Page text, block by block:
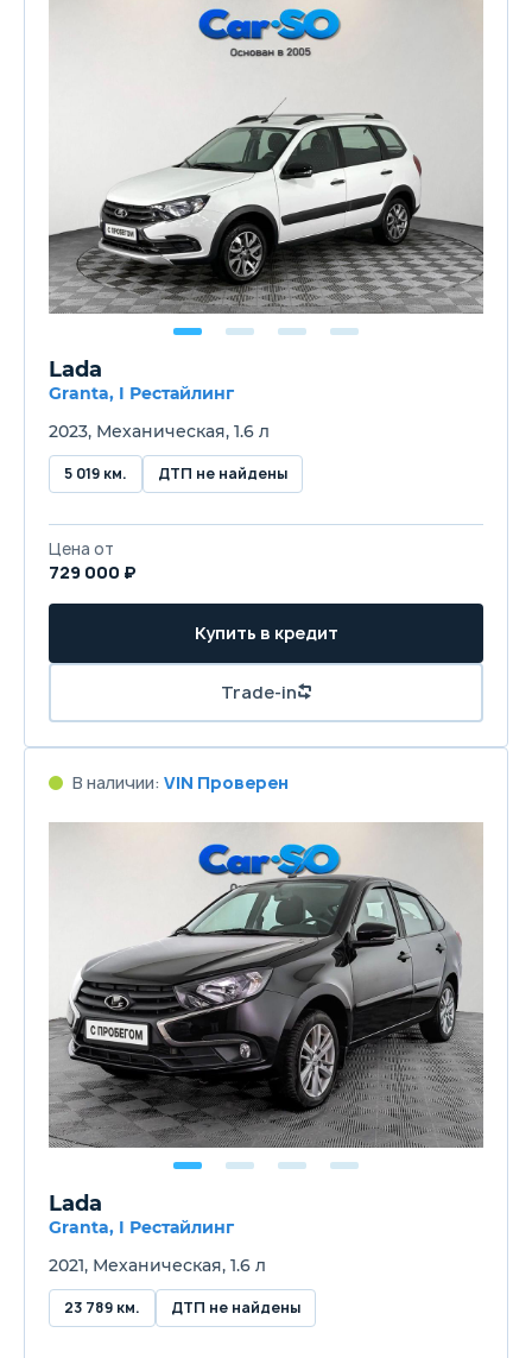
Lada
Granta, I Рестайлинг
2023, Механическая, 1.6 л
5 019 км. ДТП не найдены
Цена от
729 000 ₽
Купить в кредит
Trade-in
В наличии: VIN Проверен
Lada
Granta, I Рестайлинг
2021, Механическая, 1.6 л
23 789 км. ДТП не найдены